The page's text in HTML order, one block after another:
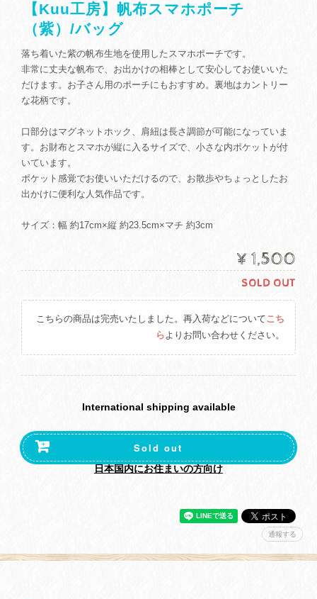
【Kuu工房】帆布スマホポーチ
（紫）/バッグ
落ち着いた紫の帆布生地を使用したスマホポーチです。
非常に丈夫な帆布で、お出かけの相棒として安心してお使いいた
だけます。お子さん用のポーチにもおすすめ。裏地はカントリー
な花柄です。
口部分はマグネットホック、肩紐は長さ調節が可能になっていま
す。お財布とスマホが縦に入るサイズで、小さな内ポケットが付
いています。
ポケット感覚でお使いいただけるので、お散歩やちょっとしたお
出かけに便利な人気作品です。
サイズ：幅 約17cm×縦 約23.5cm×マチ 約3cm
¥1,500
SOLD OUT
こちらの商品は完売いたしました。再入荷などについてこち
らよりお問い合わせください。
International shipping available
Sold out
日本国内にお住まいの方向け
通報する